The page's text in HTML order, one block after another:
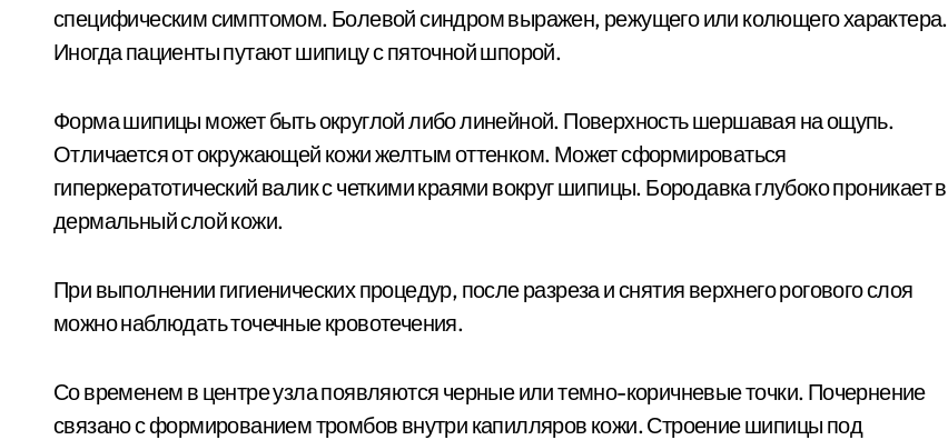
специфическим симптомом. Болевой синдром выражен, режущего или колющего характера.
Иногда пациенты путают шипицу с пяточной шпорой.
Форма шипицы может быть округлой либо линейной. Поверхность шершавая на ощупь.
Отличается от окружающей кожи желтым оттенком. Может сформироваться
гиперкератотический валик с четкими краями вокруг шипицы. Бородавка глубоко проникает в
дермальный слой кожи.
При выполнении гигиенических процедур, после разреза и снятия верхнего рогового слоя
можно наблюдать точечные кровотечения.
Со временем в центре узла появляются черные или темно-коричневые точки. Почернение
связано с формированием тромбов внутри капилляров кожи. Строение шипицы под